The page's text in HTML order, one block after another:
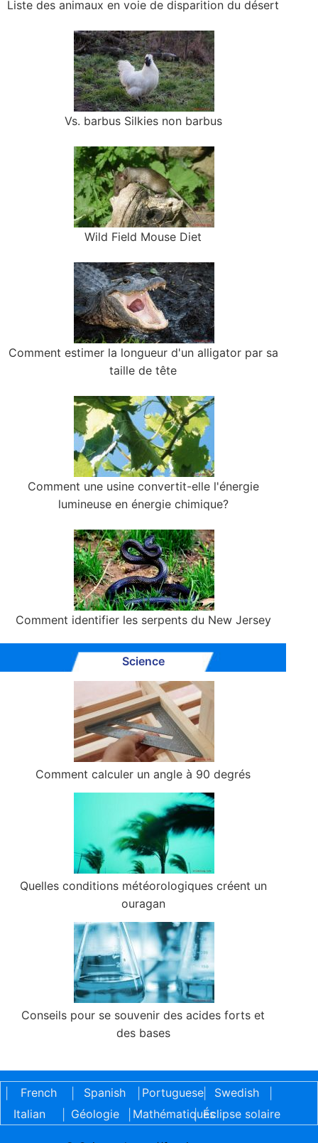
Liste des animaux en voie de disparition du désert
Vs. barbus Silkies non barbus
Wild Field Mouse Diet
Comment estimer la longueur d'un alligator par sa
taille de tête
Comment une usine convertit-elle l'énergie
lumineuse en énergie chimique?
Comment identifier les serpents du New Jersey
Science
Comment calculer un angle à 90 degrés
Quelles conditions météorologiques créent un
ouragan
Conseils pour se souvenir des acides forts et
des bases
French Spanish Portuguese| Swedish
Italian
Géologie Mathématiques
| Éclipse solaire